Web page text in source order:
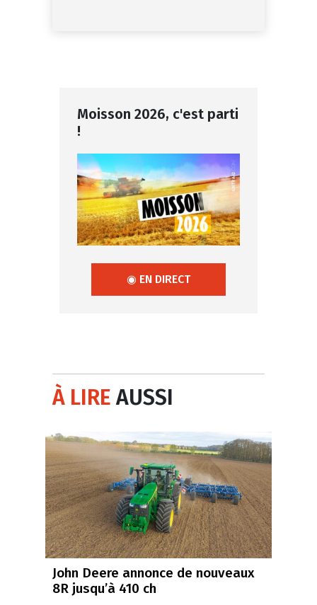
Moisson 2026, c'est parti
!
◉ EN DIRECT
À LIREAUSSI
John Deere annonce de nouveaux
8R jusqu’à 410 ch